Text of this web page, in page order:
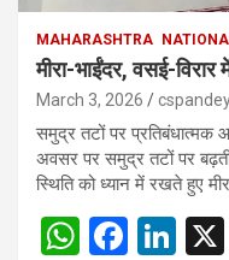
MAHARASHTRA
मीरा-भाईंदर, वसई-विरार
March 3, 2026
समुद्र तटों पर प्रतिबंधात्मक
अवसर पर समुद्र तटों पर
स्थिति को ध्यान में रखते हुए
W F
Li